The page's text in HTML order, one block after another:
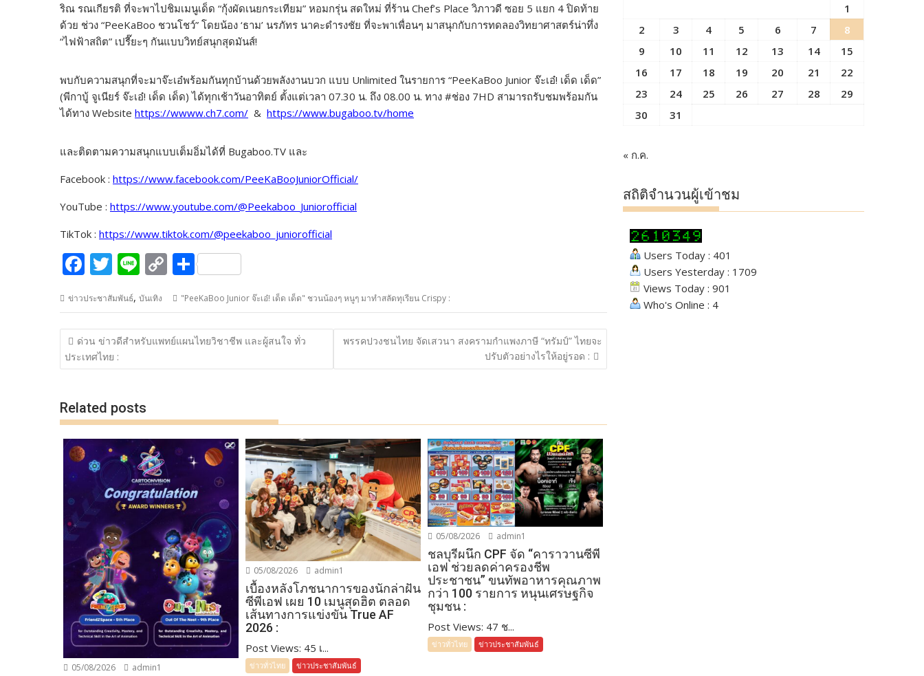
ริณ รณเกียรติ ที่จะพาไปชิมเมนูเด็ด “กุ้งผัดเนยกระเทียม” หอมกรุ่น สดใหม่ ที่ร้าน Chef’s Place วิภาวดี ซอย 5 แยก 4 ปิดท้าย
ด้วย ช่วง “PeeKaBoo ชวนโชว์” โดยน้อง ‘ธาม’ นรภัทร นาคะดำรงชัย ที่จะพาเพื่อนๆ มาสนุกกับการทดลองวิทยาศาสตร์น่าทึ่ง
“ไฟฟ้าสถิต” เปรี๊ยะๆ กันแบบวิทย์สนุกสุดมันส์!
พบกับความสนุกที่จะมาจ๊ะเอ๋พร้อมกันทุกบ้านด้วยพลังงานบวก แบบ Unlimited ในรายการ “PeeKaBoo Junior จ๊ะเอ๋! เด็ด เด็ด”
(พีกาบู้ จูเนียร์ จ๊ะเอ๋! เด็ด เด็ด) ได้ทุกเช้าวันอาทิตย์ ตั้งแต่เวลา 07.30 น. ถึง 08.00 น. ทาง #ช่อง 7HD สามารถรับชมพร้อมกัน
ได้ทาง Website https://wwww.ch7.com/ & https://www.bugaboo.tv/home
และติดตามความสนุกแบบเต็มอิ่มได้ที่ Bugaboo.TV และ
Facebook : https://www.facebook.com/PeeKaBooJuniorOfficial/
YouTube : https://www.youtube.com/@Peekaboo_Juniorofficial
TikTok : https://www.tiktok.com/@peekaboo_juniorofficial
F
e
b
o
o
k
T
itt
er
Li
e
C
p
y
Li
n
S
ar
e
ข่าวประชาสัมพันธ์, บันเทิง "PeeKaBoo Junior จ๊ะเอ๋! เด็ด เด็ด" ชวนน้องๆ หนูๆ มาทำสลัดทุเรียน Crispy :
แนะแนว
เรื่อง
ด่วน ข่าวดีสำหรับแพทย์แผนไทยวิชาชีพ และผู้สนใจ ทั่ว
ประเทศไทย :
พรรคปวงชนไทย จัดเสวนา สงครามกำแพงภาษี “ทรัมป์” ไทยจะ
ปรับตัวอย่างไรให้อยู่รอด :
Related posts
05/08/2026 admin1
05/08/2026 admin1
เบื้องหลังโภชนาการของนักล่าฝัน
ซีพีเอฟ เผย 10 เมนูสุดฮิต ตลอด
เส้นทางการแข่งขัน True AF
2026 :
Post Views: 45 เ...
ข่าวทั่วไทย ข่าวประชาสัมพันธ์
05/08/2026 admin1
ชลบุรีผนึก CPF จัด “คาราวานซีพี
เอฟ ช่วยลดค่าครองชีพ
ประชาชน” ขนทัพอาหารคุณภาพ
กว่า 100 รายการ หนุนเศรษฐกิจ
ชุมชน :
Post Views: 47 ช...
ข่าวทั่วไทย ข่าวประชาสัมพันธ์
1
2
3 4 5 6 7
8
9
10 11 12 13 14
15
16
17 18 19 20 21
22
23
24 25 26 27 28
29
30
31
« ก.ค.
สถิติจำนวนผู้เข้าชม
Users Today : 401
Users Yesterday : 1709
Views Today : 901
Who's Online : 4